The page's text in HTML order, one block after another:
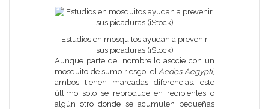
Estudios en mosquitos ayudan a prevenir
sus picaduras (iStock)
Aunque parte del nombre lo asocie con un
mosquito de sumo riesgo, el Aedes Aegypti,
ambos tienen marcadas diferencias: este
último solo se reproduce en recipientes o
algún otro donde se acumulen pequeñas